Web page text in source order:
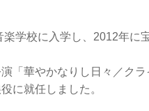
学校に入学し、2012年に
「華やかなりし日々／ク
に就任しました。